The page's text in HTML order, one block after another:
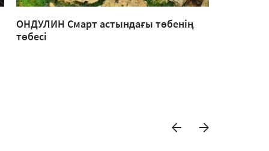
ОНДУЛИН Смарт астындағы төбенің
төбесі